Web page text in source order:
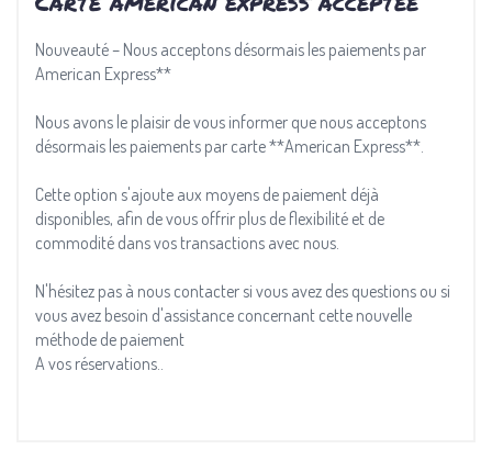
Nouveauté – Nous acceptons désormais les paiements par
American Express**
Nous avons le plaisir de vous informer que nous acceptons
désormais les paiements par carte **American Express**.
Cette option s'ajoute aux moyens de paiement déjà
disponibles, afin de vous offrir plus de flexibilité et de
commodité dans vos transactions avec nous.
N'hésitez pas à nous contacter si vous avez des questions ou si
vous avez besoin d'assistance concernant cette nouvelle
méthode de paiement
A vos réservations..